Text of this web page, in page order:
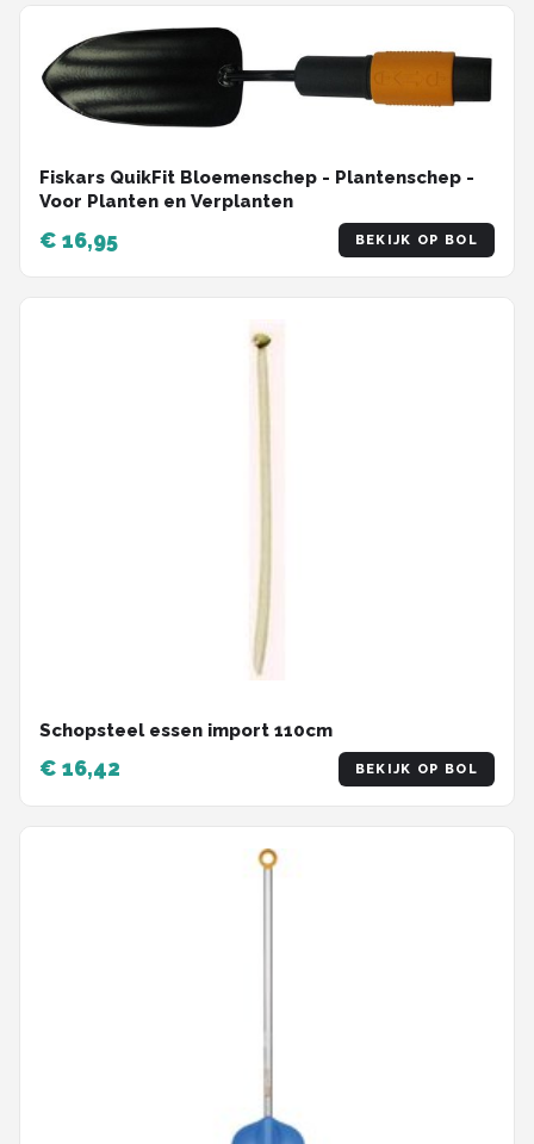
Fiskars QuikFit Bloemenschep - Plantenschep -
Voor Planten en Verplanten
€ 16,95 BEKIJK OP BOL
Schopsteel essen import 110cm
€ 16,42 BEKIJK OP BOL